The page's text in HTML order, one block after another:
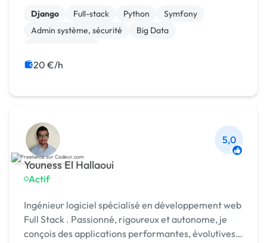
Django Full-stack Python
Symfony
Admin système, sécurité
Big Data
20 €/h
Youness El Hallaoui
Actif
5,0
Ingénieur logiciel spécialisé en développement web
Full Stack . Passionné, rigoureux et autonome, je
conçois des applications performantes, évolutives